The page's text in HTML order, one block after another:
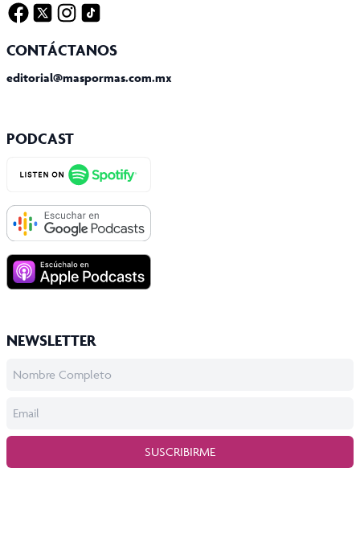
CONTÁCTANOS
editorial@maspormas.com.mx
PODCAST
NEWSLETTER
SUSCRIBIRME